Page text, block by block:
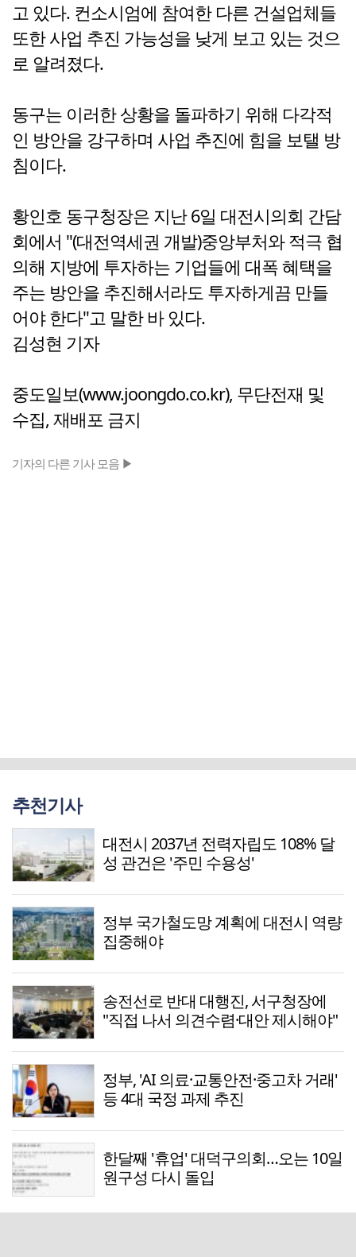
고 있다. 컨소시엄에 참여한 다른 건설업체들
또한 사업 추진 가능성을 낮게 보고 있는 것으
로 알려졌다.
동구는 이러한 상황을 돌파하기 위해 다각적
인 방안을 강구하며 사업 추진에 힘을 보탤 방
침이다.
황인호 동구청장은 지난 6일 대전시의회 간담
회에서 "(대전역세권 개발)중앙부처와 적극 협
의해 지방에 투자하는 기업들에 대폭 혜택을
주는 방안을 추진해서라도 투자하게끔 만들
어야 한다"고 말한 바 있다.
김성현 기자
중도일보(www.joongdo.co.kr), 무단전재 및
수집, 재배포 금지
기자의 다른 기사 모음 ▶
추천기사
대전시 2037년 전력자립도 108% 달
성 관건은 '주민 수용성'
정부 국가철도망 계획에 대전시 역량
집중해야
송전선로 반대 대행진, 서구청장에
"직접 나서 의견수렴·대안 제시해야"
정부, 'AI 의료·교통안전·중고차 거래'
등 4대 국정 과제 추진
한달째 '휴업' 대덕구의회…오는 10일
원구성 다시 돌입